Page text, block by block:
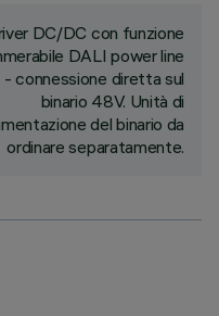
DC/DC con funzione
DALI power line
- connessione diretta sul
binario 48V. Unità di
del binario da
ordinare separatamente.